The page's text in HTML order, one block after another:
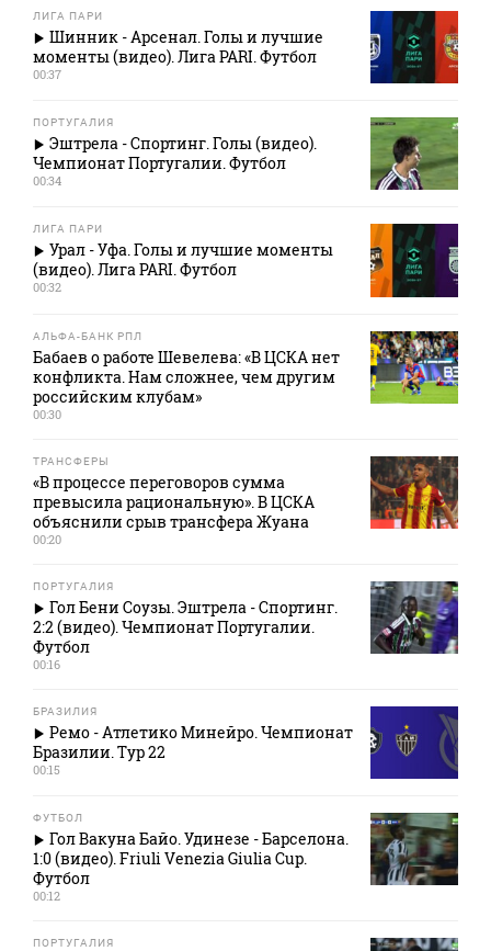
ЛИГА ПАРИ
Шинник - Арсенал. Голы и лучшие
моменты (видео). Лига PARI. Футбол
00:37
ПОРТУГАЛИЯ
Эштрела - Спортинг. Голы (видео).
Чемпионат Португалии. Футбол
00:34
ЛИГА ПАРИ
Урал - Уфа. Голы и лучшие моменты
(видео). Лига PARI. Футбол
00:32
АЛЬФА-БАНК РПЛ
Бабаев о работе Шевелева: «В ЦСКА нет
конфликта. Нам сложнее, чем другим
российским клубам»
00:30
ТРАНСФЕРЫ
«В процессе переговоров сумма
превысила рациональную». В ЦСКА
объяснили срыв трансфера Жуана
00:20
ПОРТУГАЛИЯ
Гол Бени Соузы. Эштрела - Спортинг.
2:2 (видео). Чемпионат Португалии.
Футбол
00:16
БРАЗИЛИЯ
Ремо - Атлетико Минейро. Чемпионат
Бразилии. Тур 22
00:15
ФУТБОЛ
Гол Вакуна Байо. Удинезе - Барселона.
1:0 (видео). Friuli Venezia Giulia Cup.
Футбол
00:12
ПОРТУГАЛИЯ